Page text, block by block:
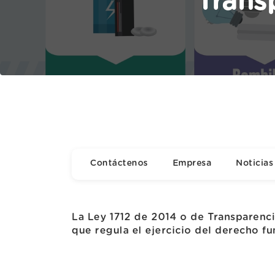
Contáctenos Empresa Noticias
La Ley 1712 de 2014 o de
que regula el ejercicio del derecho